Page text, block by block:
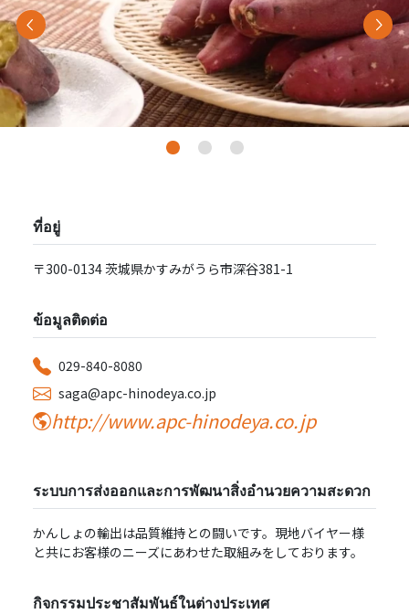
Previous Next
ที่อยู่
〒300-0134 茨城県かすみがうら市深⾕381-1
ข้อมูลติดต่อ
029-840-8080
saga@apc-hinodeya.co.jp
http://www.apc-hinodeya.co.jp
ระบบการส่งออกและการพัฒนาสิ่งอำนวยความสะดวก
かんしょの輸出は品質維持との闘いです。現地バイヤー様
と共にお客様のニーズにあわせた取組みをしております。
กิจกรรมประชาสัมพันธ์ในต่างประเทศ